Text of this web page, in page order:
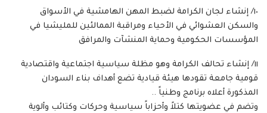
١٠/ إنشاء لجان الكرامة لضبط المهن الهامشية في الأسواق
والسكن العشوائي في الأحياء ومراقبة الممالئين للمليشيا في
المؤسسات الحكومية وحماية المنشآت والمرافق
١١/ إنشاء تحالف الكرامة وهو مظلة سياسية اجتماعية واقتصادية
قومية جامعة تقودها هيئة قيادية تضع أهداف بناء السودان
المذكورة أعلاه برنامج وطنياً ..
وتضم في عضويتها كتلاً وأحزاباً سياسية وحركات وكتائب وألوية